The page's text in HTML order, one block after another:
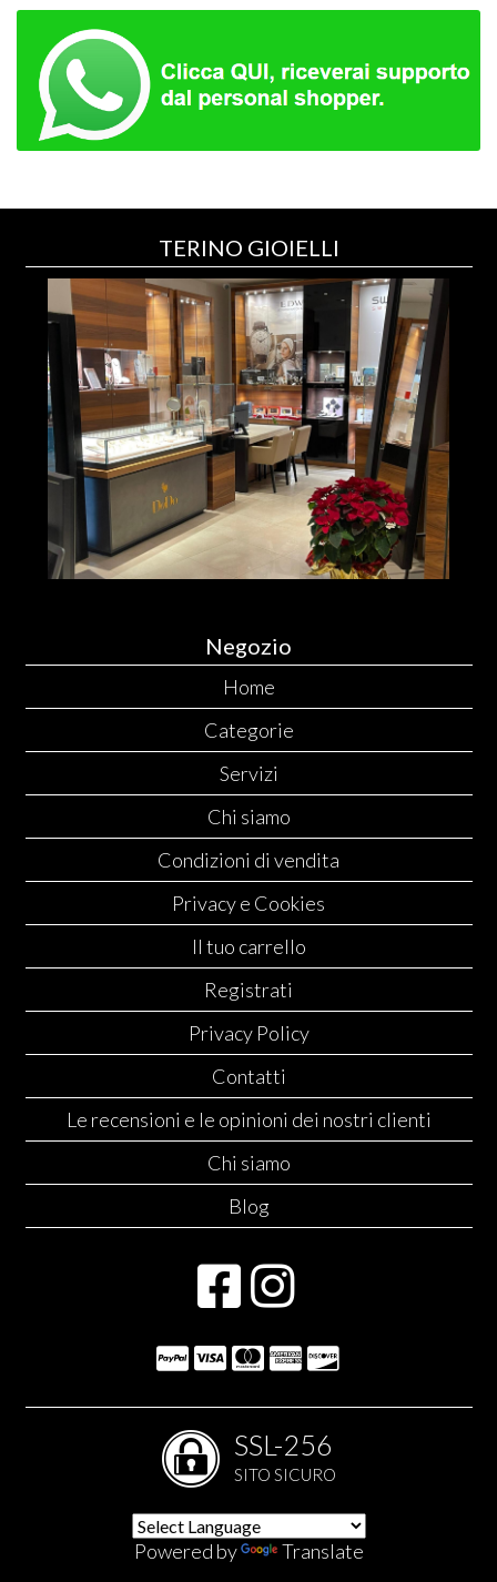
TERINO GIOIELLI
Negozio
Home
Categorie
Servizi
Chi siamo
Condizioni di vendita
Privacy e Cookies
Il tuo carrello
Registrati
Privacy Policy
Contatti
Le recensioni e le opinioni dei nostri clienti
Chi siamo
Blog
SSL-256
SITO SICURO
Powered by Translate